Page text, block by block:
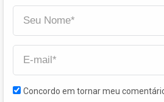
Concordo em tornar meu